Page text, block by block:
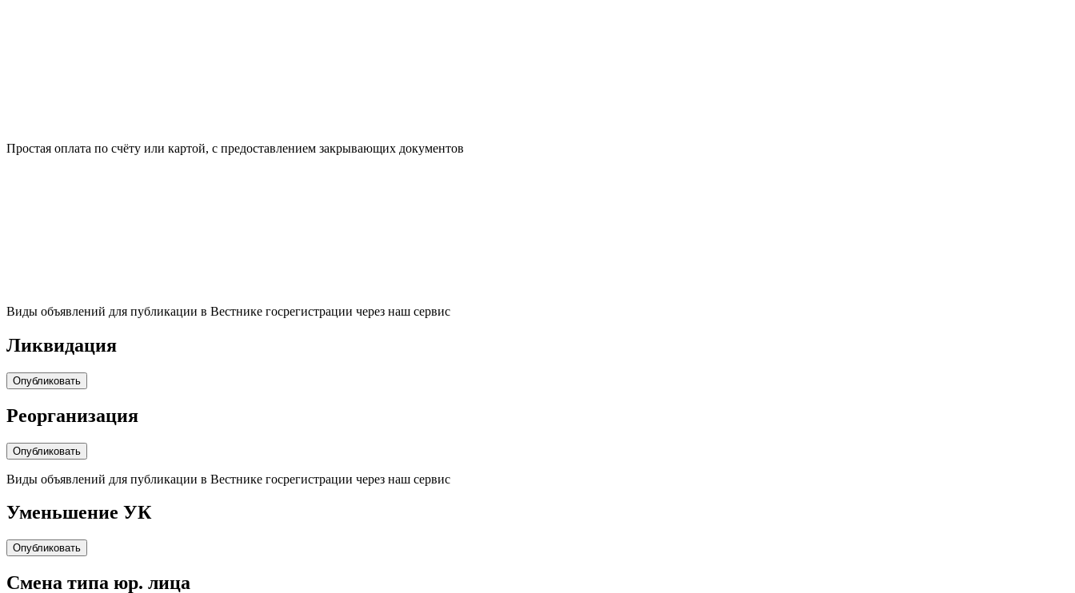
Простая оплата по счёту или картой, с предоставлением закрывающих документов
Виды объявлений для публикации в Вестнике госрегистрации через наш сервис
Ликвидация
Опубликовать
Реорганизация
Опубликовать
Виды объявлений для публикации в Вестнике госрегистрации через наш сервис
Уменьшение УК
Опубликовать
Cмена типа юр. лица